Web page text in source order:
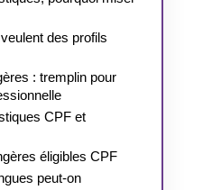
des profils
: tremplin pour
CPF et
éligibles CPF
peut-on